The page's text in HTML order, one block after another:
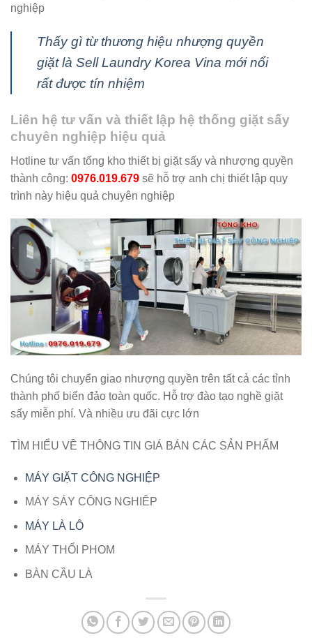
nghiệp
Thấy gì từ thương hiệu nhượng quyền
giặt là Sell Laundry Korea Vina mới nổi
rất được tín nhiệm
Liên hệ tư vấn và thiết lập hệ thống giặt sấy
chuyên nghiệp hiệu quả
Hotline tư vấn tổng kho thiết bị giặt sấy và nhượng quyền
thành công: 0976.019.679 sẽ hỗ trợ anh chị thiết lập quy
trình này hiệu quả chuyên nghiệp
Chúng tôi chuyển giao nhượng quyền trên tất cả các tỉnh
thành phố biển đảo toàn quốc. Hỗ trợ đào tạo nghề giặt
sấy miễn phí. Và nhiều ưu đãi cực lớn
TÌM HIỂU VỀ THÔNG TIN GIÁ BÁN CÁC SẢN PHẨM
MÁY GIẶT CÔNG NGHIỆP
MÁY SÁY CÔNG NGHIÊP
MÁY LÀ LÔ
MÁY THỔI PHOM
BÀN CẦU LÀ